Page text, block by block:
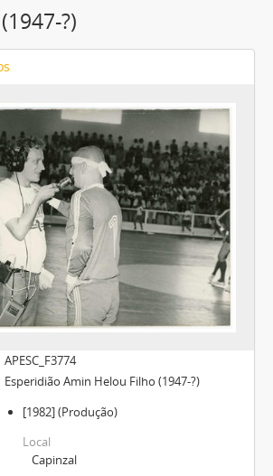
?)
APESC_F3774
Esperidião Amin Helou Filho (1947-?)
[1982](Produção)
Local
Capinzal